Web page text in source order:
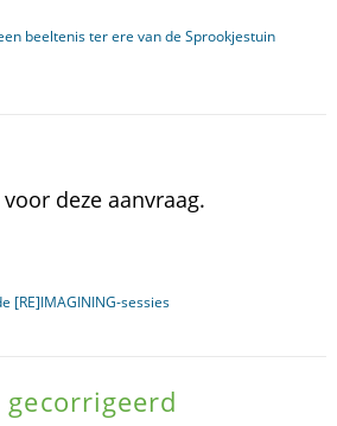
beeltenis ter ere van de Sprookjestuin
deze aanvraag.
[RE]IMAGINING-sessies